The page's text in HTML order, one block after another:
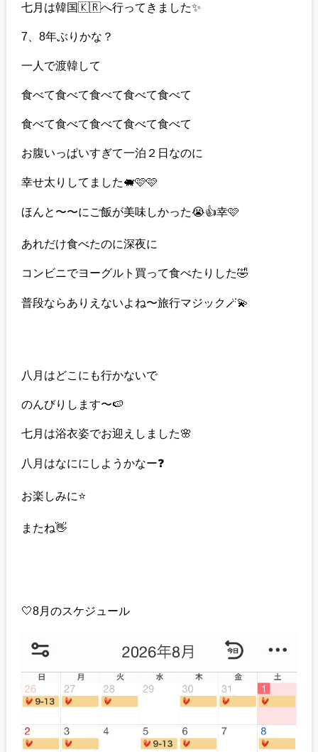
七月は韓国🇰🇷へ行ってきました✨
7、8年ぶりかな？
一人で渡韓して
食べて食べて食べて食べて食べて
食べて食べて食べて食べて食べて
お腹いっぱいすぎて一泊２日なのに
幸せ太りしてました🐖🩷🩷
ほんと〜〜にご飯が美味しかった😭👍幸🩷
あれだけ食べたのに深夜に
コンビニでヨーグルト買って食べたりした🤣
普段ならありえないよね〜旅行マジック🪄💫
八月はどこにも行かないで
のんびりします〜🍉
七月は浴衣姿でお迎えしました🌸
八月はなににしようかなー❓
お楽しみに⭐️
またね👋
🤍8月のスケジュール